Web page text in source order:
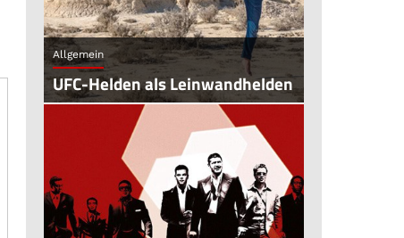
Allgemein
UFC-Helden als Leinwandhelden